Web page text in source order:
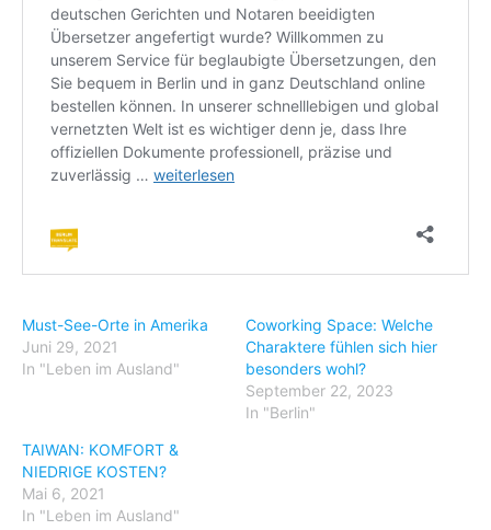
Must-See-Orte in Amerika
Juni 29, 2021
In "Leben im Ausland"
Coworking Space: Welche
Charaktere fühlen sich hier
besonders wohl?
September 22, 2023
In "Berlin"
TAIWAN: KOMFORT &
NIEDRIGE KOSTEN?
Mai 6, 2021
In "Leben im Ausland"